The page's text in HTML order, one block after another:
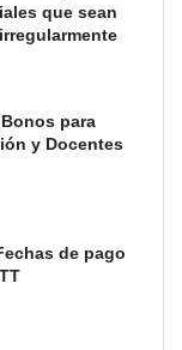
que sean
para
y Docentes
de pago